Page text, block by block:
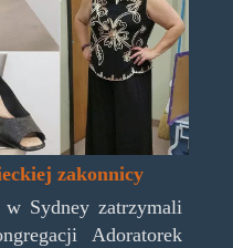
zakonnicy
Sydney zatrzymali
Adoratorek